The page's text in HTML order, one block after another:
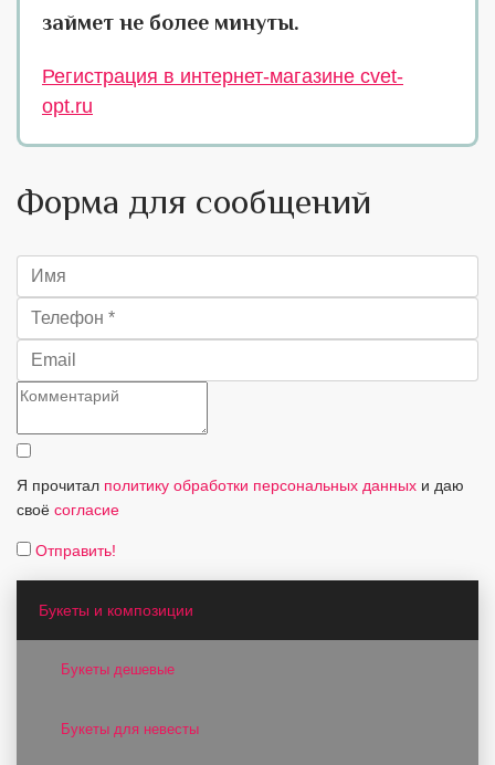
займет не более минуты.
Регистрация в интернет-магазине cvet-
opt.ru
Форма для сообщений
Я прочитал политику обработки персональных данных и даю
своё согласие
Отправить!
Букеты и композиции
Букеты дешевые
Букеты для невесты